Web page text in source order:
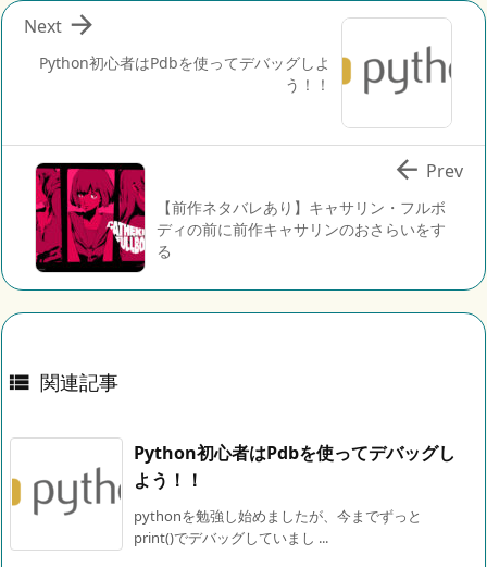
Python初心者はPdbを使ってデバッグしよ
う！！

Next
【前作ネタバレあり】キャサリン・フルボ
ディの前に前作キャサリンのおさらいをす
る
 Prev
 関連記事
Python初心者はPdbを使ってデバッグし
よう！！
pythonを勉強し始めましたが、今までずっと
print()でデバッグしていまし ...